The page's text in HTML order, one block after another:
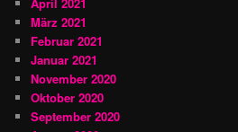
April 2021
März 2021
Februar 2021
Januar 2021
November 2020
Oktober 2020
September 2020